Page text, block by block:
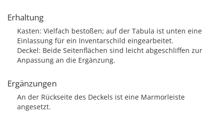
Erhaltung
Kasten: Vielfach bestoßen; auf der Tabula ist unten eine
Einlassung für ein Inventarschild eingearbeitet.
Deckel: Beide Seitenflächen sind leicht abgeschliffen zur
Anpassung an die Ergänzung.
Ergänzungen
An der Rückseite des Deckels ist eine Marmorleiste
angesetzt.